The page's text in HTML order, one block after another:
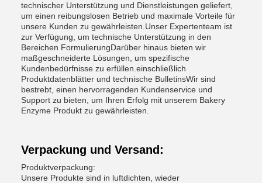
technischer Unterstützung und Dienstleistungen geliefert,
um einen reibungslosen Betrieb und maximale Vorteile für
unsere Kunden zu gewährleisten.Unser Expertenteam ist
zur Verfügung, um technische Unterstützung in den
Bereichen FormulierungDarüber hinaus bieten wir
maßgeschneiderte Lösungen, um spezifische
Kundenbedürfnisse zu erfüllen.einschließlich
Produktdatenblätter und technische BulletinsWir sind
bestrebt, einen hervorragenden Kundenservice und
Support zu bieten, um Ihren Erfolg mit unserem Bakery
Enzyme Produkt zu gewährleisten.
Verpackung und Versand:
Produktverpackung:
Unsere Produkte sind in luftdichten, wieder